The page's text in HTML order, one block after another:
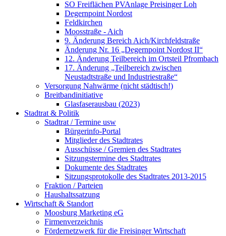
SO Freiflächen PV­Anlage Preisinger Loh
Degernpoint Nordost
Feldkirchen
Moosstraße - Aich
9. Änderung Bereich Aich/Kirchfeldstraße
Änderung Nr. 16 „Degernpoint Nordost II“
12. Änderung Teilbereich im Ortsteil Pfrombach
17. Änderung „Teilbereich zwischen
Neustadtstraße und Industriestraße“
Versorgung Nahwärme (nicht städtisch!)
Breitbandinitiative
Glasfaserausbau (2023)
Stadtrat & Politik
Stadtrat / Termine usw
Bürgerinfo-Portal
Mitglieder des Stadtrates
Ausschüsse / Gremien des Stadtrates
Sitzungstermine des Stadtrates
Dokumente des Stadtrates
Sitzungsprotokolle des Stadtrates 2013-2015
Fraktion / Parteien
Haushaltssatzung
Wirtschaft & Standort
Moosburg Marketing eG
Firmenverzeichnis
Fördernetzwerk für die Freisinger Wirtschaft